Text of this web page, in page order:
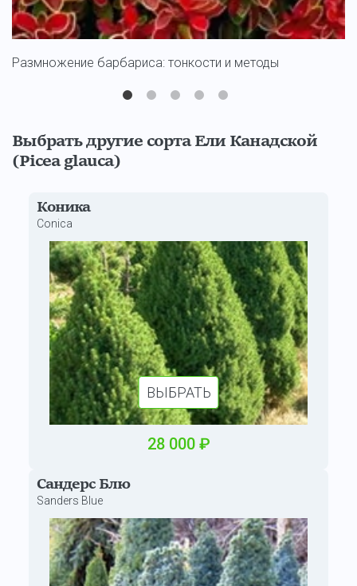
Размножение барбариса: тонкости и методы
Выбрать другие сорта Ели Канадской
(Picea glauca)
Коника
Conica
ВЫБРАТЬ
28000 ₽
Сандерс Блю
Sanders Blue